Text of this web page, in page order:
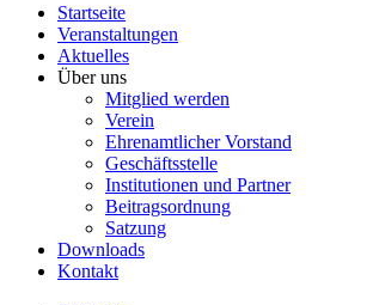
Startseite
Veranstaltungen
Aktuelles
Über uns
Mitglied werden
Verein
Ehrenamtlicher Vorstand
Geschäftsstelle
Institutionen und Partner
Beitragsordnung
Satzung
Downloads
Kontakt